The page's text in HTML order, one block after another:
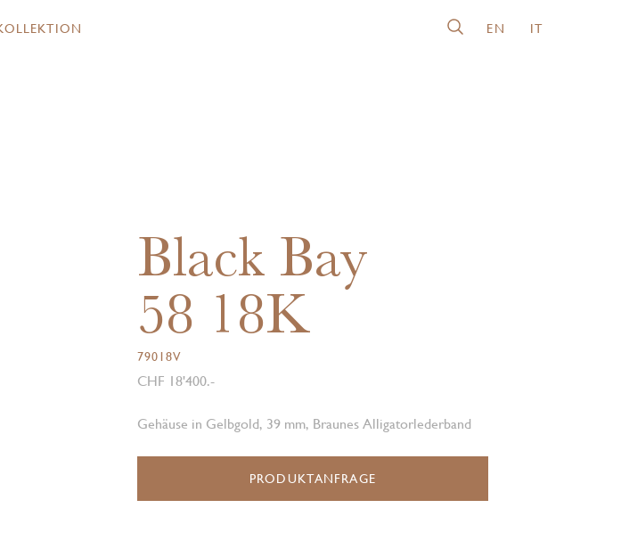
EN IT
Black Bay
58 18K
79018V
CHF 18'400.-
Gehäuse in Gelbgold, 39 mm, Braunes Alligatorlederband
PRODUKTANFRAGE